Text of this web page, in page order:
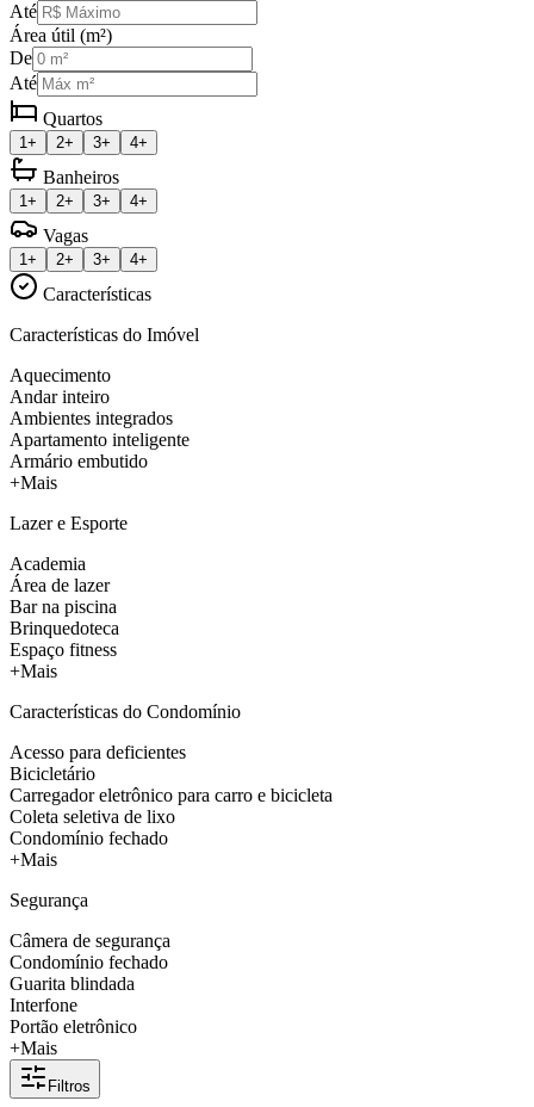
Até
Área útil (m²)
De
Até
Quartos
1+ 2+ 3+ 4+
Banheiros
1+ 2+ 3+ 4+
Vagas
1+ 2+ 3+ 4+
Características
Características do Imóvel
Aquecimento
Andar inteiro
Ambientes integrados
Apartamento inteligente
Armário embutido
+Mais
Lazer e Esporte
Academia
Área de lazer
Bar na piscina
Brinquedoteca
Espaço fitness
+Mais
Características do Condomínio
Acesso para deficientes
Bicicletário
Carregador eletrônico para carro e bicicleta
Coleta seletiva de lixo
Condomínio fechado
+Mais
Segurança
Câmera de segurança
Condomínio fechado
Guarita blindada
Interfone
Portão eletrônico
+Mais
Filtros